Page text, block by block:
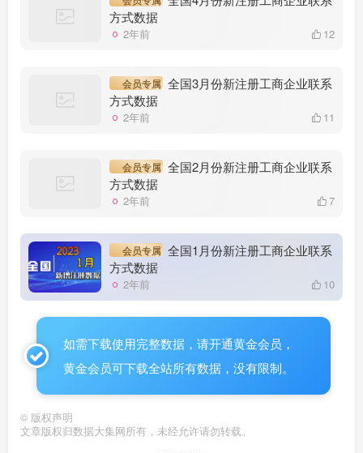
方式数据
2年前 12
会员专属 全国3月份新注册工商企业联系
方式数据
2年前 11
会员专属 全国2月份新注册工商企业联系
方式数据
2年前 7
会员专属 全国1月份新注册工商企业联系
方式数据
2年前 10
如需下载使用完整数据，请开通黄金会员，
黄金会员可下载全站所有数据，没有限制。
© 版权声明
文章版权归数据大集网所有，未经允许请勿转载。